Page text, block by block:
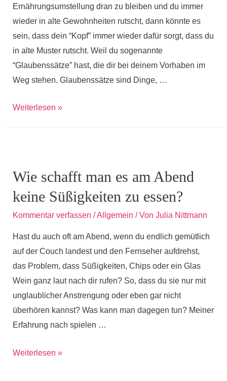
Ernährungsumstellung dran zu bleiben und du immer
wieder in alte Gewohnheiten rutscht, dann könnte es
sein, dass dein “Kopf” immer wieder dafür sorgt, dass du
in alte Muster rutscht. Weil du sogenannte
“Glaubenssätze” hast, die dir bei deinem Vorhaben im
Weg stehen. Glaubenssätze sind Dinge, …
Wie
dass
du
abnimmst,
1
Weiterlesen »
Wie schafft man es am Abend
keine Süßigkeiten zu essen?
Kommentar verfassen /Allgemein / Von Julia Nittmann
Hast du auch oft am Abend, wenn du endlich gemütlich
auf der Couch landest und den Fernseher aufdrehst,
das Problem, dass Süßigkeiten, Chips oder ein Glas
Wein ganz laut nach dir rufen? So, dass du sie nur mit
unglaublicher Anstrengung oder eben gar nicht
überhören kannst? Was kann man dagegen tun? Meiner
Erfahrung nach spielen …
Wie
Weiterlesen »